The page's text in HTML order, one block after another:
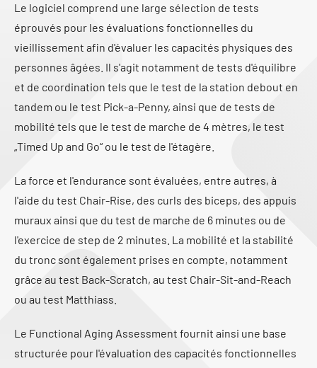
Le logiciel comprend une large sélection de tests
éprouvés pour les évaluations fonctionnelles du
vieillissement afin d'évaluer les capacités physiques des
personnes âgées. Il s'agit notamment de tests d'équilibre
et de coordination tels que le test de la station debout en
tandem ou le test Pick-a-Penny, ainsi que de tests de
mobilité tels que le test de marche de 4 mètres, le test
„Timed Up and Go“ ou le test de l'étagère.
La force et l'endurance sont évaluées, entre autres, à
l'aide du test Chair-Rise, des curls des biceps, des appuis
muraux ainsi que du test de marche de 6 minutes ou de
l'exercice de step de 2 minutes. La mobilité et la stabilité
du tronc sont également prises en compte, notamment
grâce au test Back-Scratch, au test Chair-Sit-and-Reach
ou au test Matthiass.
Le Functional Aging Assessment fournit ainsi une base
structurée pour l'évaluation des capacités fonctionnelles